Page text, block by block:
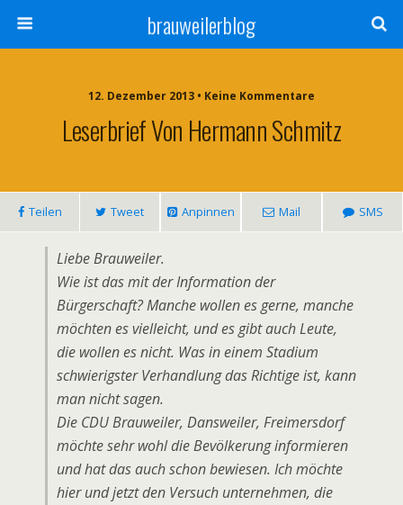
brauweilerblog
12. Dezember 2013 • Keine Kommentare
Leserbrief Von Hermann Schmitz
Teilen Tweet Anpinnen Mail SMS
Liebe Brauweiler.
Wie ist das mit der Information der
Bürgerschaft? Manche wollen es gerne, manche
möchten es vielleicht, und es gibt auch Leute,
die wollen es nicht. Was in einem Stadium
schwierigster Verhandlung das Richtige ist, kann
man nicht sagen.
Die CDU Brauweiler, Dansweiler, Freimersdorf
möchte sehr wohl die Bevölkerung informieren
und hat das auch schon bewiesen. Ich möchte
hier und jetzt den Versuch unternehmen, die